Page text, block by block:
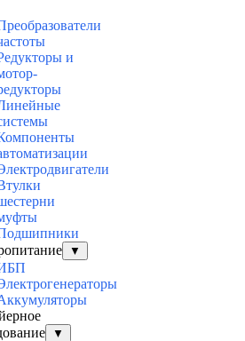
и
▼
▼